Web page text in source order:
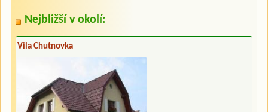
Nejbližší v okolí:
Vila Chutnovka